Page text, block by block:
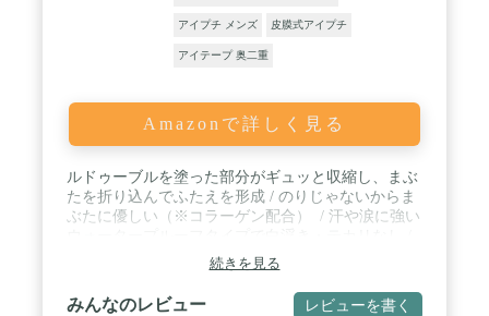
アイプチ メンズ 皮膜式アイプチ
アイテープ 奥二重
Amazonで詳しく見る
ルドゥーブルを塗った部分がギュッと収縮し、まぶ
たを折り込んでふたえを形成 / のりじゃないからま
ぶたに優しい（※コラーゲン配合） ​ / 汗や涙に強い
お肌へ負担なく、お湯で簡単オフ / ルドゥーブルで
おでこに前髪を貼り付けて前髪キープ
続きを見る
みんなのレビュー レビューを書く